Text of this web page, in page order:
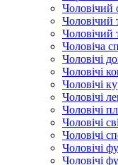
Чоловічий
Чоловічий
Чоловічий
Чоловіча
Чоловічі
Чоловічі
Чоловічі
Чоловічі
Чоловічі
Чоловічі
Чоловічі
Чоловічі
Чоловічі